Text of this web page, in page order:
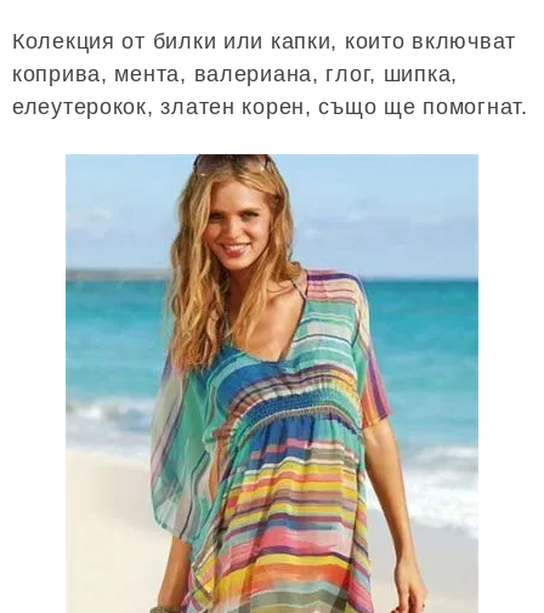
Колекция от билки или капки, които включват
коприва, мента, валериана, глог, шипка,
елеутерокок, златен корен, също ще помогнат.